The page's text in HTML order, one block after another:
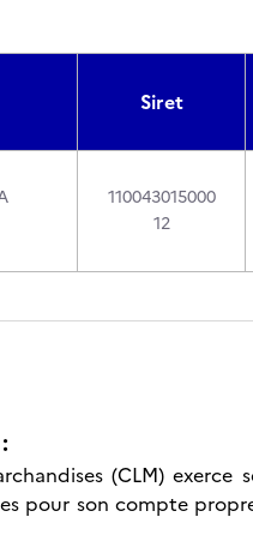
Siret
110043015000
12
(CLM) exerce
pour son compte